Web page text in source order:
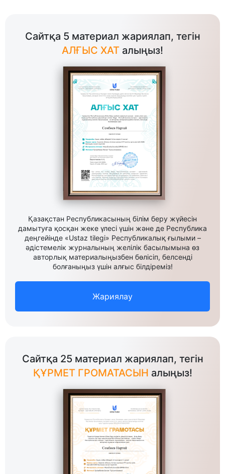
Сайтқа 5 материал жариялап, тегін
АЛҒЫС ХАТ алыңыз!
Қазақстан Республикасының білім беру жүйесін
дамытуға қосқан жеке үлесі үшін және де Республика
деңгейінде «Ustaz tilegi» Республикалық ғылыми –
әдістемелік журналының желілік басылымына өз
авторлық материалыңызбен бөлісіп, белсенді
болғаныңыз үшін алғыс білдіреміз!
Жариялау
Сайтқа 25 материал жариялап, тегін
ҚҰРМЕТ ГРОМАТАСЫН алыңыз!